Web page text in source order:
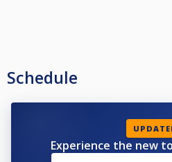
Schedule
Experience the new